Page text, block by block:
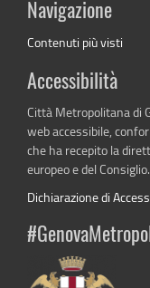
Navigazione
Contenuti più visti
Accessibilità
Città Metropolitana di
web accessibile,
che ha recepito la
europeo e del Consiglio.
Dichiarazione di